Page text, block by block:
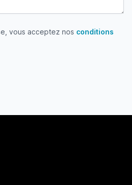
acceptez nos conditions
vous acceptez nos conditions